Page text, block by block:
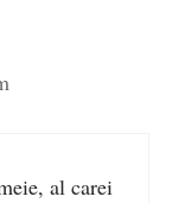
al carei